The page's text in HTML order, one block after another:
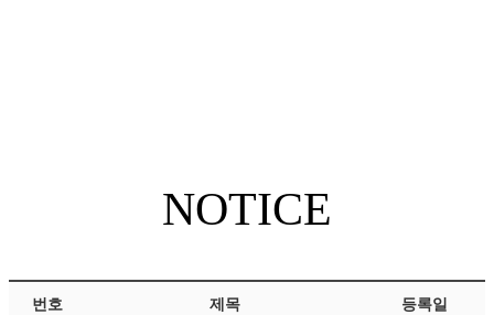
NOTICE
번호 제목 등록일